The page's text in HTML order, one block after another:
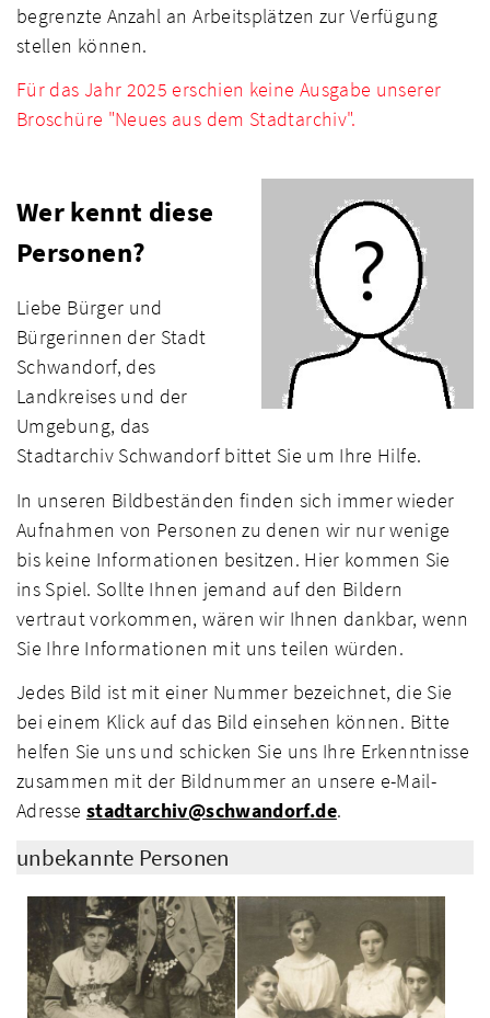
begrenzte Anzahl an Arbeitsplätzen zur Verfügung
stellen können.
Für das Jahr 2025 erschien keine Ausgabe unserer
Broschüre "Neues aus dem Stadtarchiv".
Wer kennt diese
Personen?
Liebe Bürger und
Bürgerinnen der Stadt
Schwandorf, des
Landkreises und der
Umgebung, das
Stadtarchiv Schwandorf bittet Sie um Ihre Hilfe.
In unseren Bildbeständen finden sich immer wieder
Aufnahmen von Personen zu denen wir nur wenige
bis keine Informationen besitzen. Hier kommen Sie
ins Spiel. Sollte Ihnen jemand auf den Bildern
vertraut vorkommen, wären wir Ihnen dankbar, wenn
Sie Ihre Informationen mit uns teilen würden.
Jedes Bild ist mit einer Nummer bezeichnet, die Sie
bei einem Klick auf das Bild einsehen können. Bitte
helfen Sie uns und schicken Sie uns Ihre Erkenntnisse
zusammen mit der Bildnummer an unsere e-Mail-
Adresse stadtarchiv@schwandorf.de.
unbekannte Personen